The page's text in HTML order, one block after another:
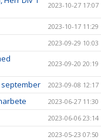
2023-10-27 17:07
2023-10-17 11:29
2023-09-29 10:03
2023-09-20 20:19
september 2023-09-08 12:17
2023-06-27 11:30
2023-06-06 23:14
2023-05-23 07:50